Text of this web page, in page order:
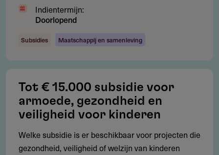
resultaat
Project doorstaat een due diligence onderzoek
(zorgvuldigheidstoets) door het bestuur
Begunstigde rapporteert over voortgang en behaalde
resultaten
Donatie wordt schriftelijk vastgelegd
Indientermijn:
Doorlopend
Subsidies Maatschappij en samenleving
Tot € 15.000 subsidie voor
armoede, gezondheid en
veiligheid voor kinderen
Welke subsidie is er beschikbaar voor projecten die
gezondheid, veiligheid of welzijn van kinderen